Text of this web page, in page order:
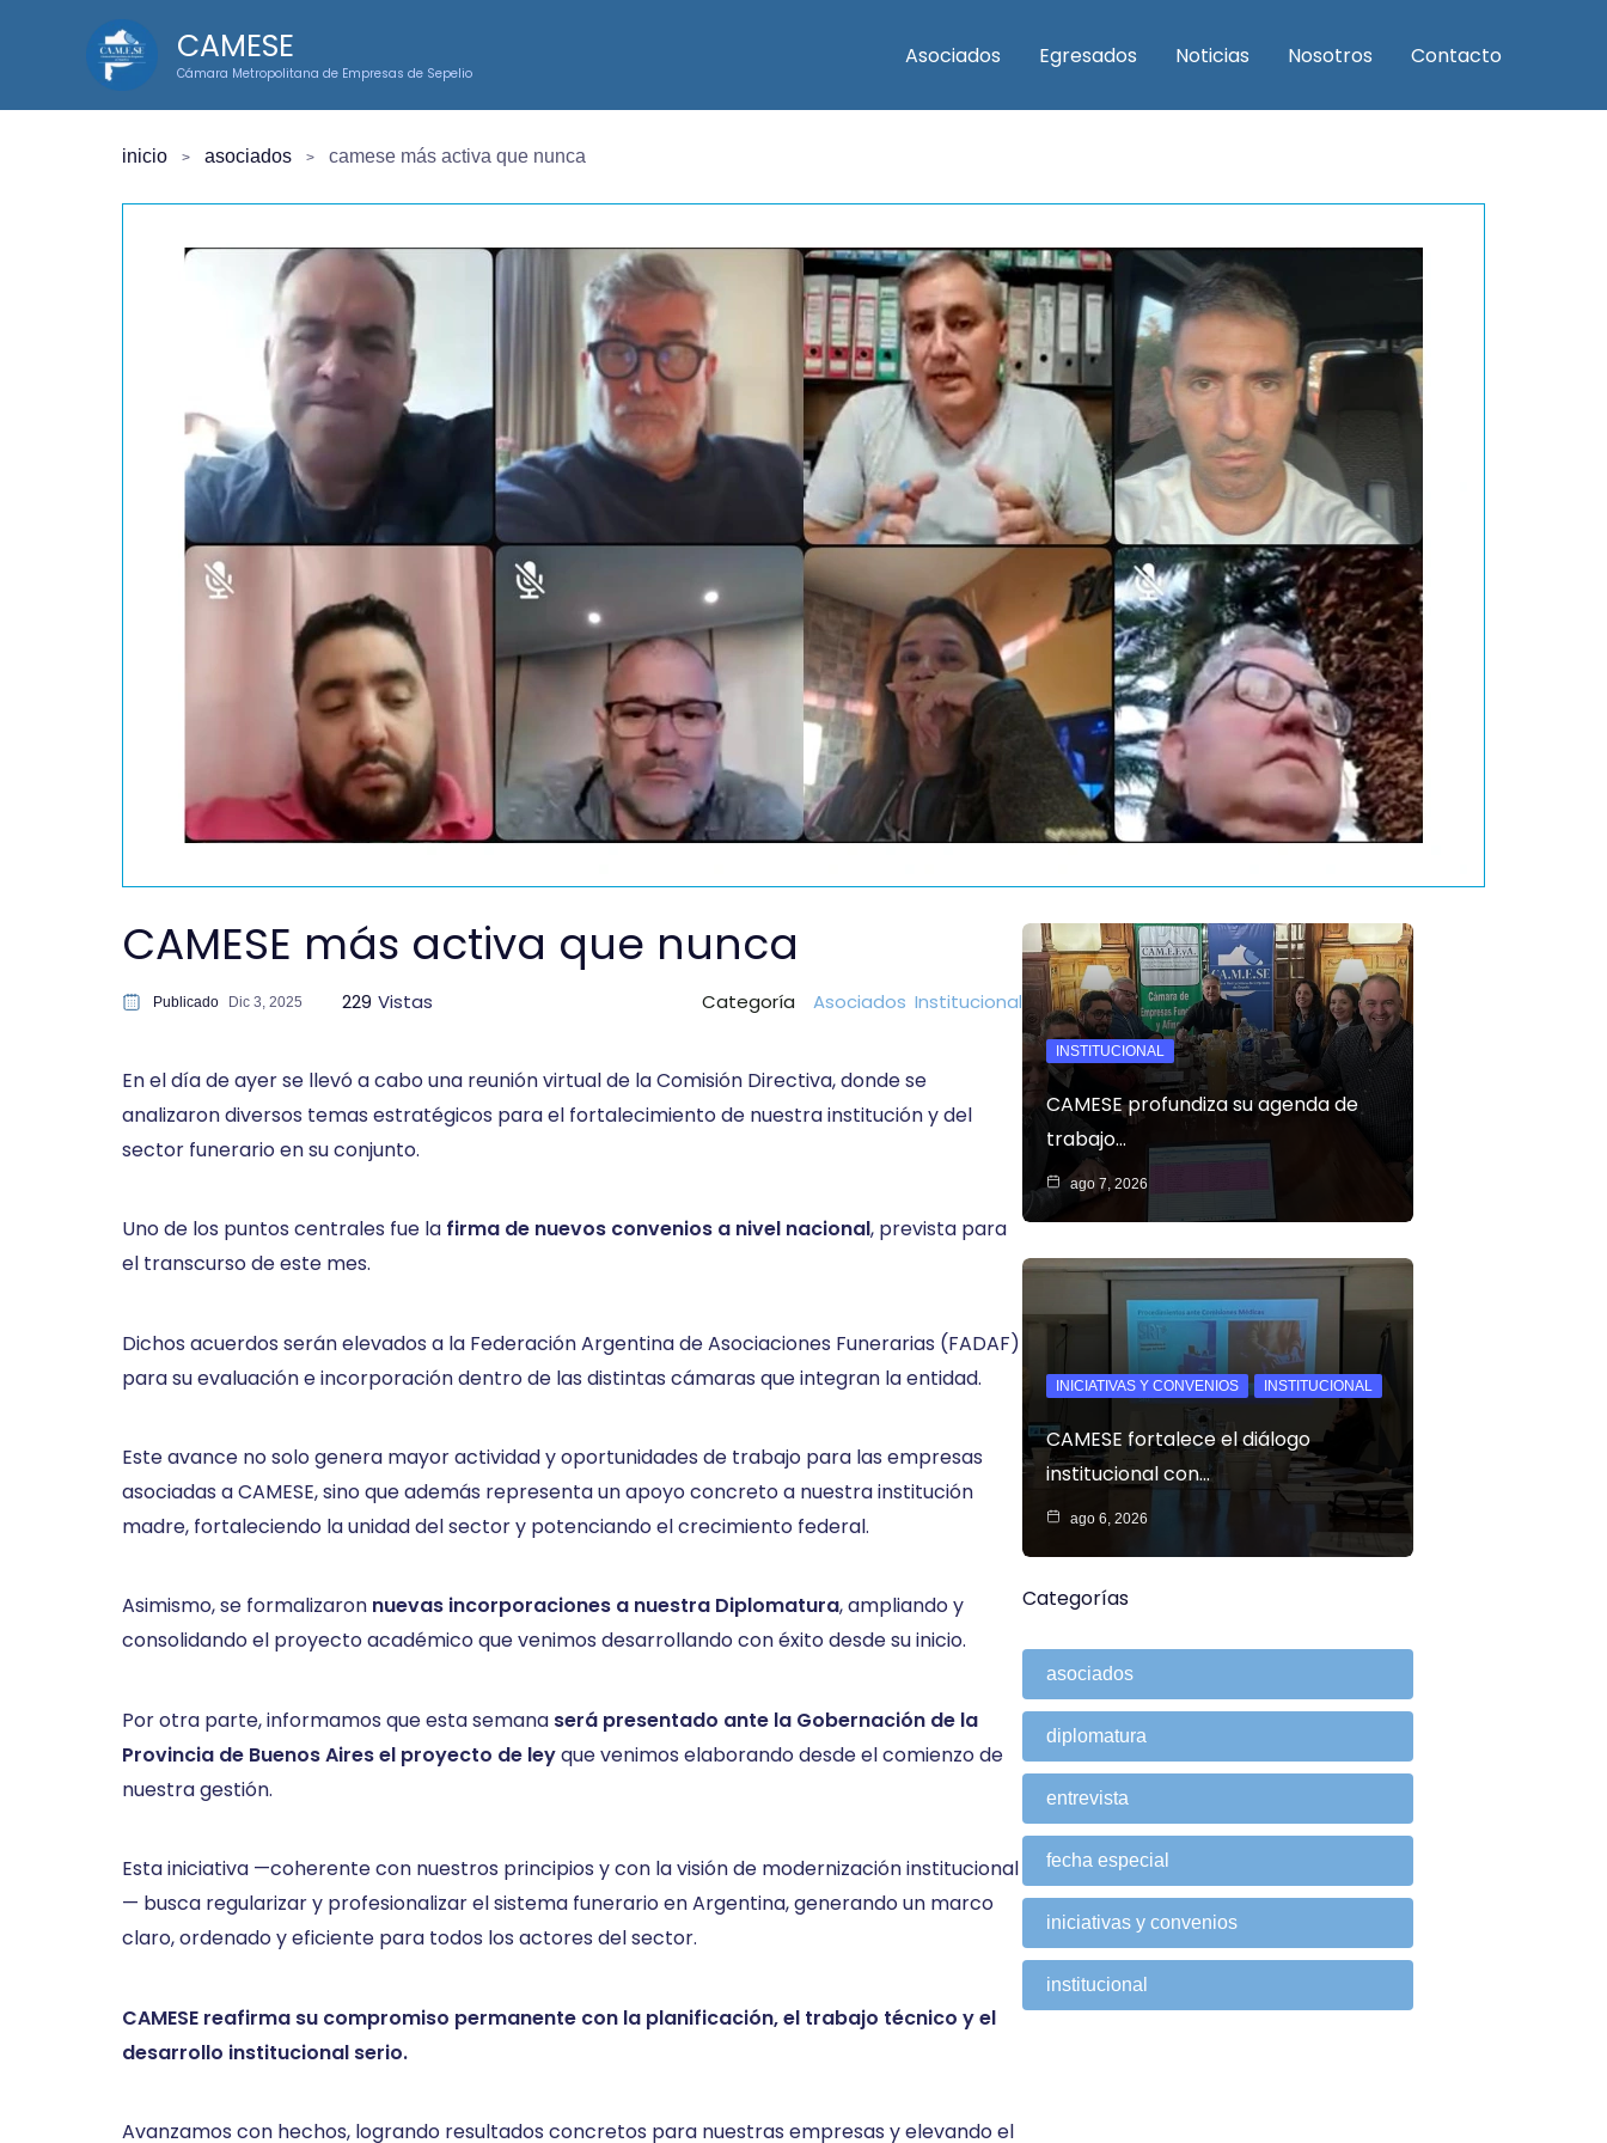
CAMESE
Cámara Metropolitana de Empresas de Sepelio
Asociados Egresados Noticias Nosotros Contacto
inicio asociados camese más activa que nunca
CAMESE más activa que nunca
Publicado Dic 3, 2025 229 Vistas Categoría Asociados Institucional
En el día de ayer se llevó a cabo una reunión virtual de la Comisión Directiva, donde se
analizaron diversos temas estratégicos para el fortalecimiento de nuestra institución y del
sector funerario en su conjunto.
Uno de los puntos centrales fue la firma de nuevos convenios a nivel nacional, prevista para
el transcurso de este mes.
Dichos acuerdos serán elevados a la Federación Argentina de Asociaciones Funerarias (FADAF)
para su evaluación e incorporación dentro de las distintas cámaras que integran la entidad.
Este avance no solo genera mayor actividad y oportunidades de trabajo para las empresas
asociadas a CAMESE, sino que además representa un apoyo concreto a nuestra institución
madre, fortaleciendo la unidad del sector y potenciando el crecimiento federal.
Asimismo, se formalizaron nuevas incorporaciones a nuestra Diplomatura, ampliando y
consolidando el proyecto académico que venimos desarrollando con éxito desde su inicio.
Por otra parte, informamos que esta semana será presentado ante la Gobernación de la
Provincia de Buenos Aires el proyecto de leyque venimos elaborando desde el comienzo de
nuestra gestión.
Esta iniciativa —coherente con nuestros principios y con la visión de modernización institucional
— busca regularizar y profesionalizar el sistema funerario en Argentina, generando un marco
claro, ordenado y eficiente para todos los actores del sector.
CAMESE reafirma su compromiso permanente con la planificación, el trabajo técnico y el
desarrollo institucional serio.
Avanzamos con hechos, logrando resultados concretos para nuestras empresas y elevando el
INSTITUCIONAL
CAMESE profundiza su agenda de
trabajo…
ago 7, 2026
INICIATIVAS Y CONVENIOS INSTITUCIONAL
CAMESE fortalece el diálogo
institucional con…
ago 6, 2026
Categorías
asociados
diplomatura
entrevista
fecha especial
iniciativas y convenios
institucional